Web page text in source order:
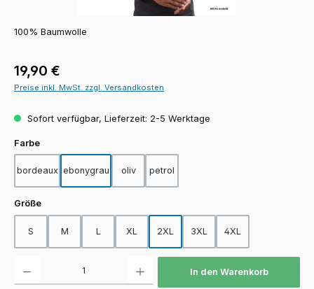
100% Baumwolle
Regulärer Preis:
19,90 €
Preise inkl. MwSt. zzgl. Versandkosten
Sofort verfügbar, Lieferzeit: 2-5 Werktage
Farbeauswählen
bordeaux ebonygrau oliv petrol
Größeauswählen
S M L XL 2XL 3XL 4XL
In den Warenkorb